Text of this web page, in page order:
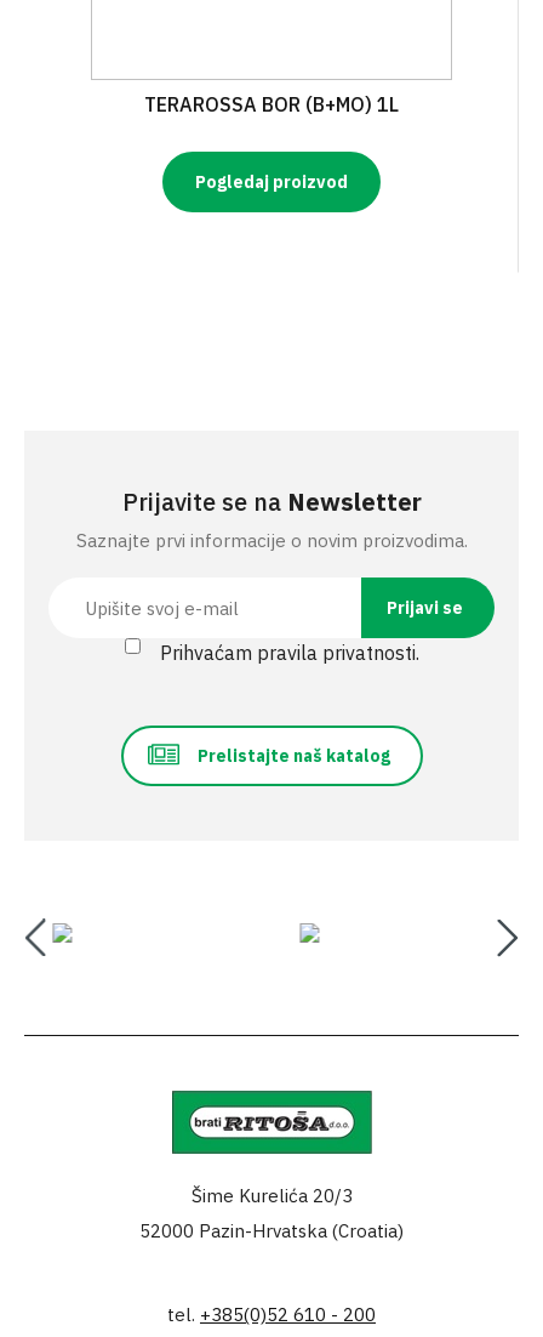
TERAROSSA BOR (B+MO) 1L
Pogledaj proizvod
Prijavite se na Newsletter
Saznajte prvi informacije o novim proizvodima.
Prihvaćam pravila privatnosti.
Prelistajte naš katalog
Šime Kurelića 20/3
52000 Pazin-Hrvatska (Croatia)
tel. +385(0)52 610 - 200